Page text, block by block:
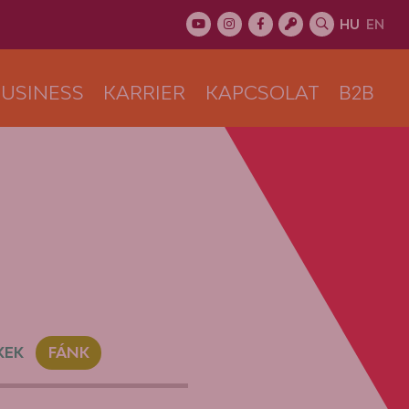
HU EN
KARRIER KAPCSOLAT B2B
FÁNK